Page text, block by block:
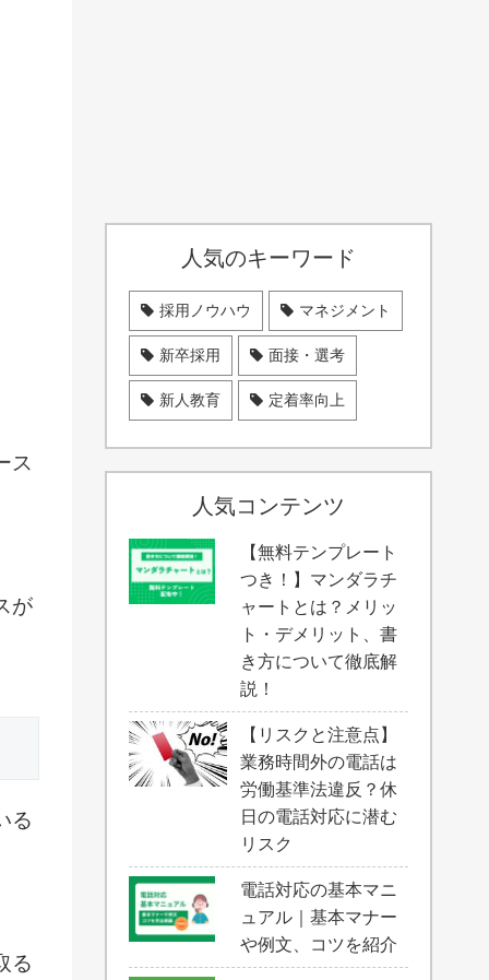
ス
が
る
る
人気のキーワード
採用ノウハウ マネジメント
新卒採用 面接・選考
新人教育 定着率向上
人気コンテンツ
【無料テンプレート
つき！】マンダラチ
ャートとは？メリッ
ト・デメリット、書
き方について徹底解
説！
【リスクと注意点】
業務時間外の電話は
労働基準法違反？休
日の電話対応に潜む
リスク
電話対応の基本マニ
ュアル｜基本マナー
や例文、コツを紹介